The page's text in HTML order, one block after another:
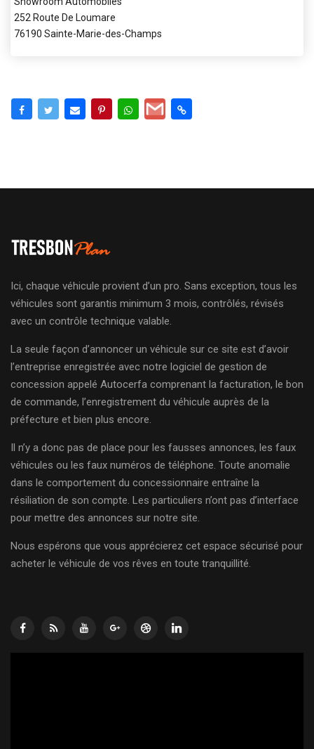
252 Route De Loumare
76190 Sainte-Marie-des-Champs
Ici, chaque véhicule provient d’un pro. Sans exception, tous les
véhicules sont garantis minimum 3 mois, contrôlés, révisés
avec un contrôle technique valable.
La seule façon d’annoncer un véhicule sur ce site est d’avoir
l’entreprise enregistrée avec notre logiciel de gestion de
concession appelé Autocerfa comprenant la facturation, le bon
de commande, l’enregistrement du véhicule auprès de la
préfecture et bien plus encore.
Il n’y a donc pas de place pour les fausses annonces, les faux
véhicules ou les faux numéros de téléphone. Toute anomalie
dans le comportement du concessionnaire entraîne la
résiliation de son compte. Les particuliers n’ont pas d’interface
pour mettre des annonces sur notre site.
Nous espérons que vous apprécierez cet espace sécurisé pour
acheter le véhicule de vos rêves en toute tranquillité.